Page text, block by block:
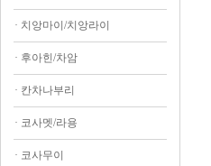
· 치앙마이/치앙라이
· 후아힌/차암
· 칸차나부리
· 코사멧/라용
· 코사무이